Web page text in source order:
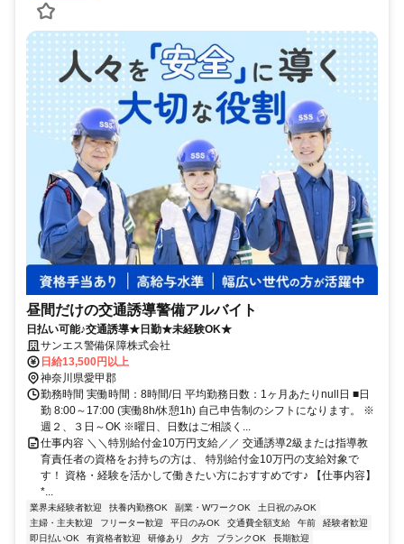
昼間だけの交通誘導警備アルバイト
日払い可能♪交通誘導★日勤★未経験OK★
サンエス警備保障株式会社
日給13,500円以上
神奈川県愛甲郡
勤務時間 実働時間：8時間/日 平均勤務日数：1ヶ月あたりnull日 ■日
勤 8:00～17:00 (実働8h/休憩1h) 自己申告制のシフトになります。 ※
週２、３日～OK ※曜日、日数はご相談く...
仕事内容 ＼＼特別給付金10万円支給／／ 交通誘導2級または指導教
育責任者の資格をお持ちの方は、 特別給付金10万円の支給対象で
す！ 資格・経験を活かして働きたい方におすすめです♪ 【仕事内容】
*...
業界未経験者歓迎 扶養内勤務OK 副業・WワークOK
土日祝のみOK
主婦・主夫歓迎
フリーター歓迎 平日のみOK 交通費全額支給 午前
経験者歓迎
即日払いOK
有資格者歓迎 研修あり 夕方 ブランクOK
長期歓迎